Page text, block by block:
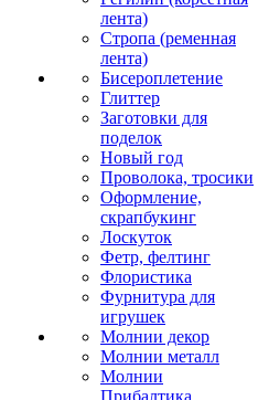
лента)
Стропа (ременная
лента)
Бисероплетение
Глиттер
Заготовки для
поделок
Новый год
Проволока, тросики
Оформление,
скрапбукинг
Лоскуток
Фетр, фелтинг
Флористика
Фурнитура для
игрушек
Молнии декор
Молнии металл
Молнии
Прибалтика